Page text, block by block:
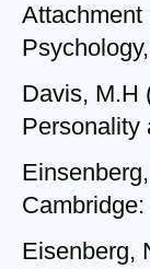
Attachment
Davis, M.H
Personality
Eisenberg,